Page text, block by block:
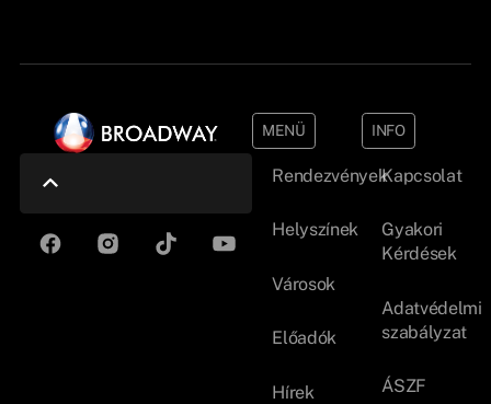
MENÜ
Rendezvények
Helyszínek
Városok
Előadók
Hírek
INFO
Kapcsolat
Gyakori
Kérdések
Adatvédelmi
szabályzat
ÁSZF